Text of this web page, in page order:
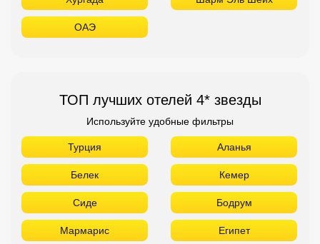
Турция
Хургада Шарм Эль Шейх
ОАЭ Абу Даби
Дубай Аджман
Шарджа Фуджейра
Таиланд Паттайя